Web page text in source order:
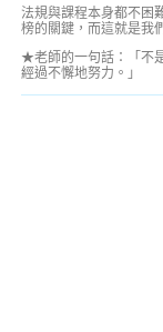
法規與課程本身都不困
榜的關鍵，而這就是我
★老師的一句話：「不
經過不懈地努力。」